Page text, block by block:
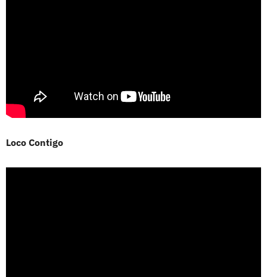
Loco Contigo